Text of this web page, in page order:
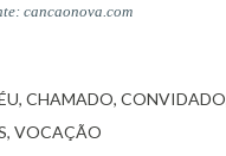
cancaonova.com
CHAMADO CONVIDADO
VOCAÇÃO